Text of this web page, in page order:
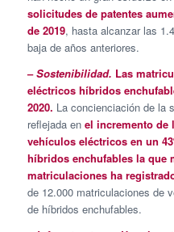
solicitudes de patentes
de 2019, hasta alcanzar las
baja de años anteriores.
–Sostenibilidad. Las
eléctricos híbridos
2020. La concienciación de la
reflejada en el incremento de
vehículos eléctricos en un
híbridos enchufables la que
matriculaciones ha
de 12.000 matriculaciones de
de híbridos enchufables.